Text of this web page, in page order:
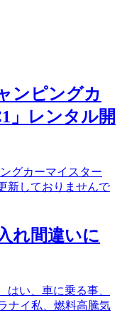
ンピングカ
」レンタル開
グカーマイスター
新しておりませんで
れ間違いに
い、車に乗る事、
ナイ私、燃料高騰気